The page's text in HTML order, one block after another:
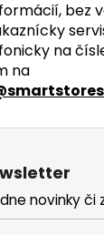
bez
na
na
novinky či